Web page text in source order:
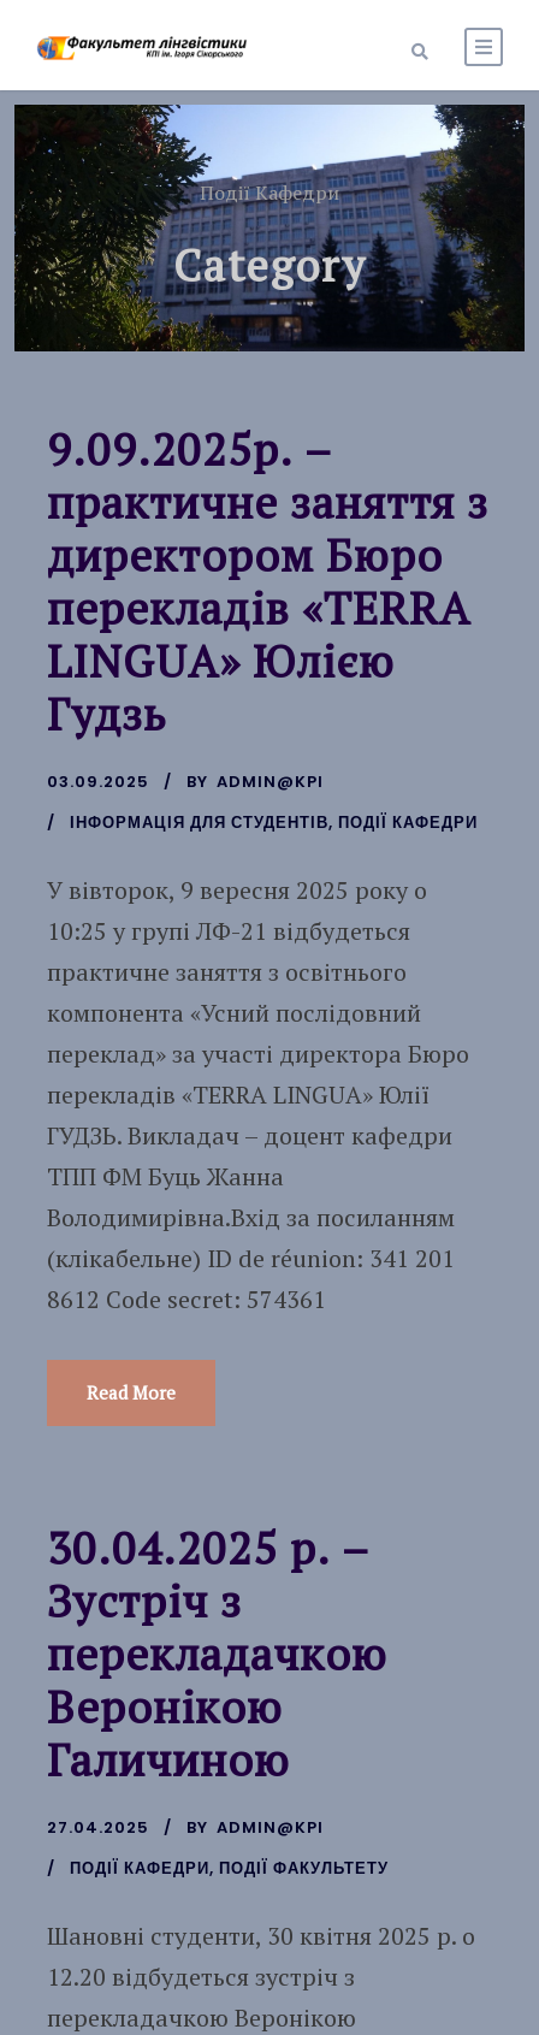
Події Кафедри
Category
9.09.2025р. –
практичне заняття з
директором Бюро
перекладів «TERRA
LINGUA» Юлією
Гудзь
03.09.2025 BY ADMIN@KPI
ІНФОРМАЦІЯ ДЛЯ СТУДЕНТІВ, ПОДІЇ КАФЕДРИ
У вівторок, 9 вересня 2025 року о
10:25 у групі ЛФ-21 відбудеться
практичне заняття з освітнього
компонента «Усний послідовний
переклад» за участі директора Бюро
перекладів «TERRA LINGUA» Юлії
ГУДЗЬ. Викладач – доцент кафедри
ТПП ФМ Буць Жанна
Володимирівна.Вхід за посиланням
(клікабельне) ID de réunion: 341 201
8612 Code secret: 574361
Read More
30.04.2025 р. –
Зустріч з
перекладачкою
Веронікою
Галичиною
27.04.2025 BY ADMIN@KPI
ПОДІЇ КАФЕДРИ, ПОДІЇ ФАКУЛЬТЕТУ
Шановні студенти, 30 квітня 2025 р. о
12.20 відбудеться зустріч з
перекладачкою Веронікою